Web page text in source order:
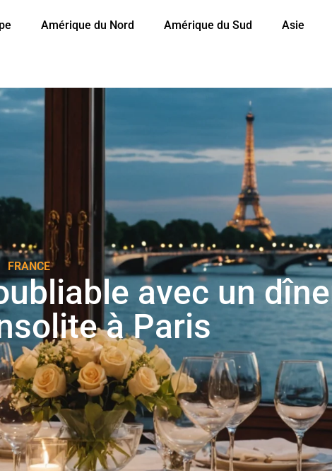
Amérique du Nord Amérique du Sud Asie
FRANCE
avec un
à Paris